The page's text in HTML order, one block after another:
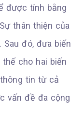
được tính bằng
thân thiện của
Sau đó, đưa biến
cho hai biến
tin từ cả
vấn đề đa cộng